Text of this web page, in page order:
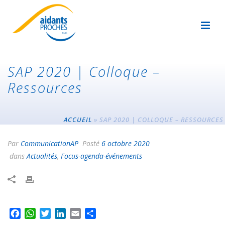
SAP 2020 | Colloque –
Ressources
ACCUEIL » SAP 2020 | COLLOQUE – RESSOURCES
Par CommunicationAP Posté 6 octobre 2020
dansActualités, Focus-agenda-événements
W